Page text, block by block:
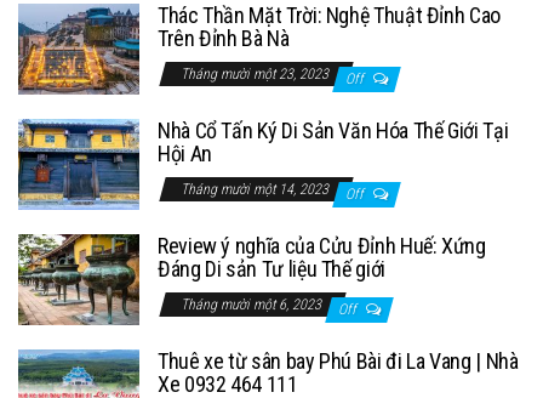
Thác Thần Mặt Trời: Nghệ Thuật Đỉnh Cao
Trên Đỉnh Bà Nà
Tháng mười một 23, 2023 Off
Nhà Cổ Tấn Ký Di Sản Văn Hóa Thế Giới Tại
Hội An
Tháng mười một 14, 2023 Off
Review ý nghĩa của Cửu Đỉnh Huế: Xứng
Đáng Di sản Tư liệu Thế giới
Tháng mười một 6, 2023 Off
Thuê xe từ sân bay Phú Bài đi La Vang | Nhà
Xe 0932 464 111